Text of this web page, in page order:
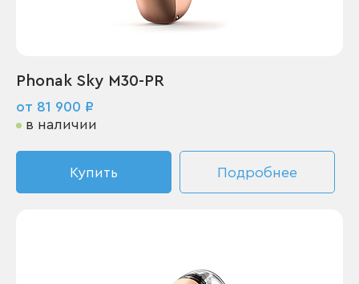
Phonak Sky M30-PR
от 81 900 ₽
в наличии
Купить Подробнее